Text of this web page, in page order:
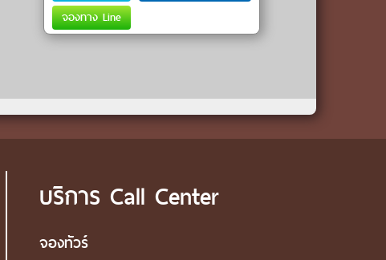
จองทาง Line
บริการ Call Center
จองทัวร์